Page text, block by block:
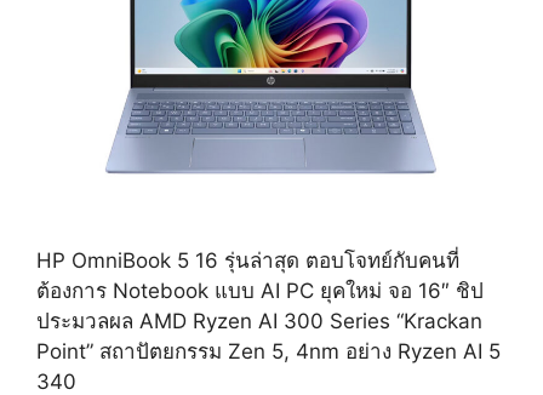
HP OmniBook 5 16 รุ่นล่าสุด ตอบโจทย์กับคนที่
ต้องการ Notebook แบบ AI PC ยุคใหม่ จอ 16″ ชิป
ประมวลผล AMD Ryzen AI 300 Series “Krackan
Point” สถาปัตยกรรม Zen 5, 4nm อย่าง Ryzen AI 5
340